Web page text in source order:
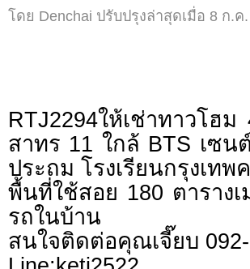
โดย Denchai ปรับปรุงล่าสุดเมื่อ 8 ก.ค
RTJ2294ให้เช่าทาวโฮ
สาทร 11 ใกล้ BTS เซ
ประถม โรงเรียนกรุงเทพ
พื้นที่ใช้สอย 180 ตาราง
รถในบ้าน
สนใจติดต่อคุณเจี๊ยบ 092-